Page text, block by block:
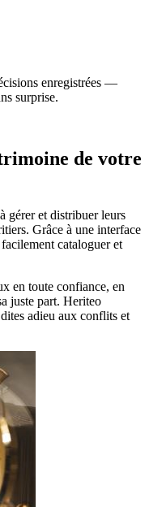
enregistrées —
surprise.
de votre
gérer et distribuer leurs
Grâce à une interface
cataloguer et
en toute confiance, en
juste part. Heriteo
adieu aux conflits et